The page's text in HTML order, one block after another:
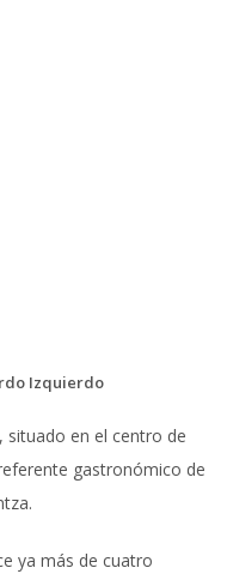
Izquierdo
, situado en el centro de
gastronómico de
ya más de cuatro